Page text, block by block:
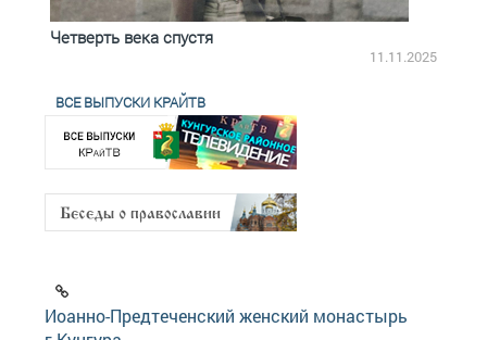
Четверть века спустя
11.11.2025
ВСЕ ВЫПУСКИ КРАЙТВ
Иоанно-Предтеченский женский монастырь